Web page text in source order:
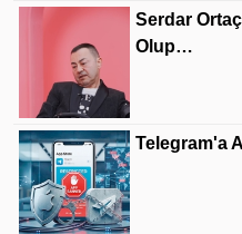
Serdar
Olup…
Telegram'a